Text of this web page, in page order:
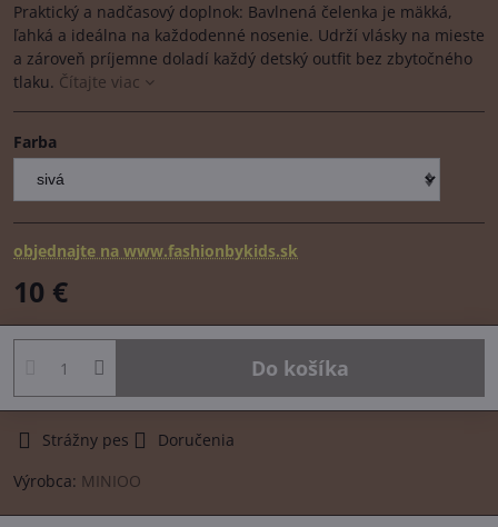
Praktický a nadčasový doplnok: Bavlnená čelenka je mäkká,
ľahká a ideálna na každodenné nosenie. Udrží vlásky na mieste
a zároveň príjemne doladí každý detský outfit bez zbytočného
tlaku. Čítajte viac
Farba
objednajte na www.fashionbykids.sk
10 €
Do košíka
Strážny pes
Doručenia
Výrobca: MINIOO